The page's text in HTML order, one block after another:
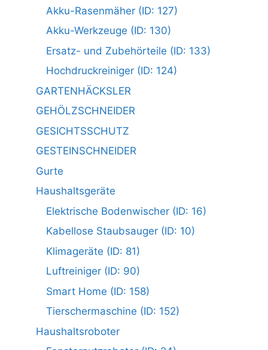
Akku-Rasenmäher (ID: 127)
Akku-Werkzeuge (ID: 130)
Ersatz- und Zubehörteile (ID: 133)
Hochdruckreiniger (ID: 124)
GARTENHÄCKSLER
GEHÖLZSCHNEIDER
GESICHTSSCHUTZ
GESTEINSCHNEIDER
Gurte
Haushaltsgeräte
Elektrische Bodenwischer (ID: 16)
Kabellose Staubsauger (ID: 10)
Klimageräte (ID: 81)
Luftreiniger (ID: 90)
Smart Home (ID: 158)
Tierschermaschine (ID: 152)
Haushaltsroboter